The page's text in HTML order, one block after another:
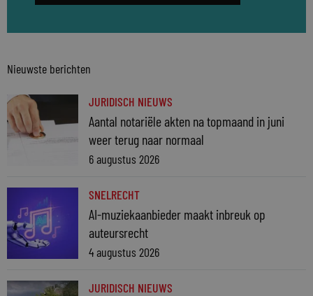
Nieuwste berichten
JURIDISCH NIEUWS
Aantal notariële akten na topmaand in juni
weer terug naar normaal
6 augustus 2026
SNELRECHT
AI-muziekaanbieder maakt inbreuk op
auteursrecht
4 augustus 2026
JURIDISCH NIEUWS